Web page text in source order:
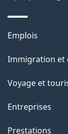
e
l
a
p
a
g
Thèmes
sujets
Emplois
Immigration et
Voyage et
Entreprises
Prestations